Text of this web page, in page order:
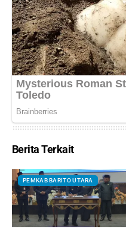
Berita Terkait
PEMKAB BARITO UTARA